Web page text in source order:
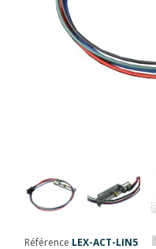
Référence LEX-ACT-LIN5